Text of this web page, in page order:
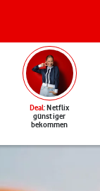
Deal: Netflix
günstiger
bekommen